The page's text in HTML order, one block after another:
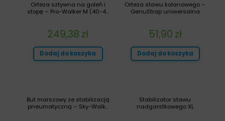
Orteza stawu kolanowego –
GenuStrap uniwersalna
51,90 zł
Dodaj do koszyka
Orteza sztywna na goleń i
stopę – Pro-Walker M (40-4...
249,38 zł
Dodaj do koszyka
Stabilizator stawu
nadgarstkowego XL
But marszowy ze stabilizacją
pneumatyczną – Sky-Walk...